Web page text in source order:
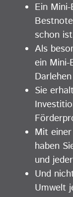
Ein
schon
Als
ein
Sie
Mit
haben
und
Und
Umwelt